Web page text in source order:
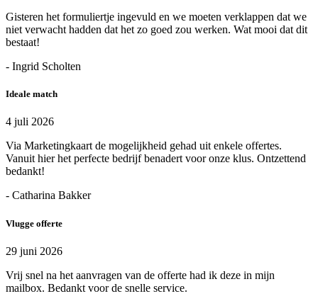
Gisteren het formuliertje ingevuld en we moeten verklappen dat we
niet verwacht hadden dat het zo goed zou werken. Wat mooi dat dit
bestaat!
- Ingrid Scholten
Ideale match
4 juli 2026
Via Marketingkaart de mogelijkheid gehad uit enkele offertes.
Vanuit hier het perfecte bedrijf benadert voor onze klus. Ontzettend
bedankt!
- Catharina Bakker
Vlugge offerte
29 juni 2026
Vrij snel na het aanvragen van de offerte had ik deze in mijn
mailbox. Bedankt voor de snelle service.